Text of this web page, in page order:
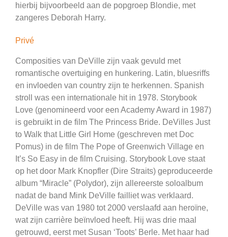
hierbij bijvoorbeeld aan de popgroep Blondie, met
zangeres Deborah Harry.
Privé
Composities van DeVille zijn vaak gevuld met
romantische overtuiging en hunkering. Latin, bluesriffs
en invloeden van country zijn te herkennen. Spanish
stroll was een internationale hit in 1978. Storybook
Love (genomineerd voor een Academy Award in 1987)
is gebruikt in de film The Princess Bride. DeVilles Just
to Walk that Little Girl Home (geschreven met Doc
Pomus) in de film The Pope of Greenwich Village en
It’s So Easy in de film Cruising. Storybook Love staat
op het door Mark Knopfler (Dire Straits) geproduceerde
album “Miracle” (Polydor), zijn allereerste soloalbum
nadat de band Mink DeVille failliet was verklaard.
DeVille was van 1980 tot 2000 verslaafd aan heroïne,
wat zijn carrière beïnvloed heeft. Hij was drie maal
getrouwd, eerst met Susan ‘Toots’ Berle. Met haar had